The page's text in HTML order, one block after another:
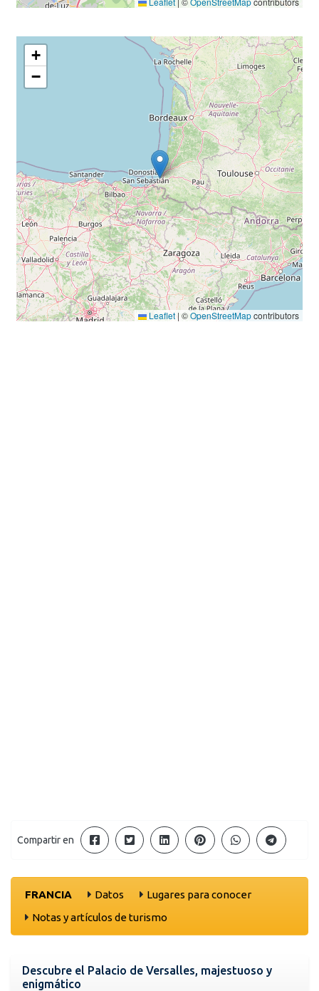
+
−
Leaflet | ©OpenStreetMapcontributors
Compartir en
FRANCIA Datos
Lugares para conocer
Notas y artículos de turismo
Descubre el Palacio de Versalles, majestuoso y
enigmático